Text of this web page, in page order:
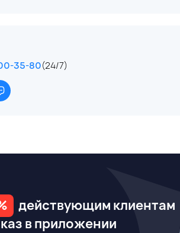
35-80(24/7)
действующим клиентам
в приложении